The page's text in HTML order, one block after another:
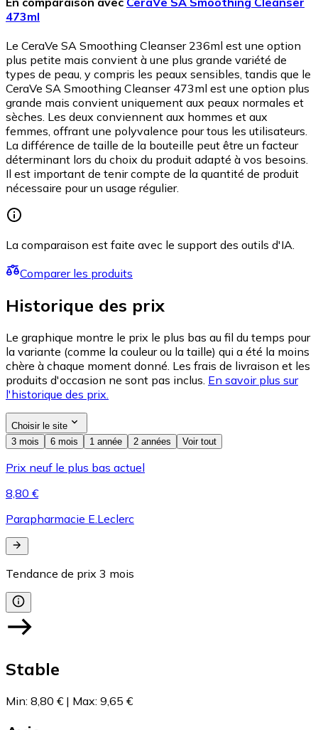
473ml
Le CeraVe SA Smoothing Cleanser 236ml est une option
plus petite mais convient à une plus grande variété de
types de peau, y compris les peaux sensibles, tandis que le
CeraVe SA Smoothing Cleanser 473ml est une option plus
grande mais convient uniquement aux peaux normales et
sèches. Les deux conviennent aux hommes et aux
femmes, offrant une polyvalence pour tous les utilisateurs.
La différence de taille de la bouteille peut être un facteur
déterminant lors du choix du produit adapté à vos besoins.
Il est important de tenir compte de la quantité de produit
nécessaire pour un usage régulier.
La comparaison est faite avec le support des outils d'IA.
Comparer les produits
Historique des prix
Le graphique montre le prix le plus bas au fil du temps pour
la variante (comme la couleur ou la taille) qui a été la moins
chère à chaque moment donné. Les frais de livraison et les
produits d'occasion ne sont pas inclus. En savoir plus sur
l'historique des prix.
Choisir le site
3 mois
6 mois 1 année 2 années Voir tout
Prix neuf le plus bas actuel
8,80 €
Parapharmacie E.Leclerc
Tendance de prix 3 mois
Stable
Min: 8,80 € | Max: 9,65 €